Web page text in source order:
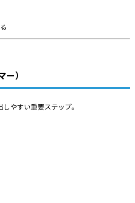
）
やすい重要ステップ。